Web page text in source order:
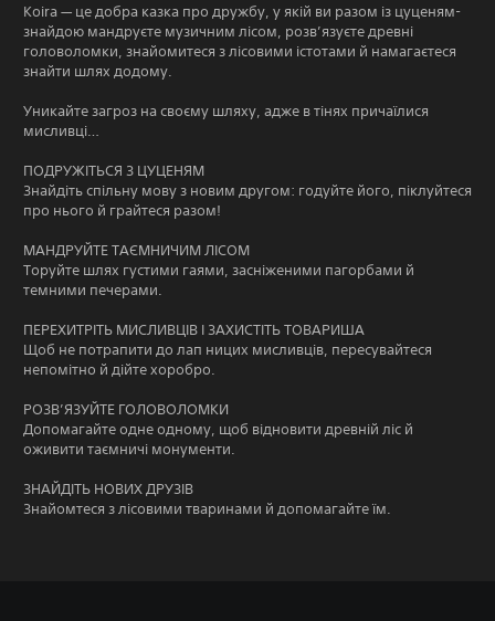
Koira — це добра казка про дружбу, у якій ви разом із цуценям-
знайдою мандруєте музичним лісом, розв’язуєте древні
головоломки, знайомитеся з лісовими істотами й намагаєтеся
знайти шлях додому.
Уникайте загроз на своєму шляху, адже в тінях причаїлися
мисливці…
ПОДРУЖІТЬСЯ З ЦУЦЕНЯМ
Знайдіть спільну мову з новим другом: годуйте його, піклуйтеся
про нього й грайтеся разом!
МАНДРУЙТЕ ТАЄМНИЧИМ ЛІСОМ
Торуйте шлях густими гаями, засніженими пагорбами й
темними печерами.
ПЕРЕХИТРІТЬ МИСЛИВЦІВ І ЗАХИСТІТЬ ТОВАРИША
Щоб не потрапити до лап ницих мисливців, пересувайтеся
непомітно й дійте хоробро.
РОЗВ’ЯЗУЙТЕ ГОЛОВОЛОМКИ
Допомагайте одне одному, щоб відновити древній ліс й
оживити таємничі монументи.
ЗНАЙДІТЬ НОВИХ ДРУЗІВ
Знайомтеся з лісовими тваринами й допомагайте їм.